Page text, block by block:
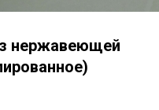
нержавеющей